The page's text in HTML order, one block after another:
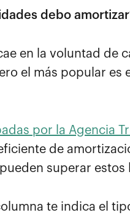
debo
en la voluntad de
el más popular es
por la Agencia
de
superar estos
te indica el